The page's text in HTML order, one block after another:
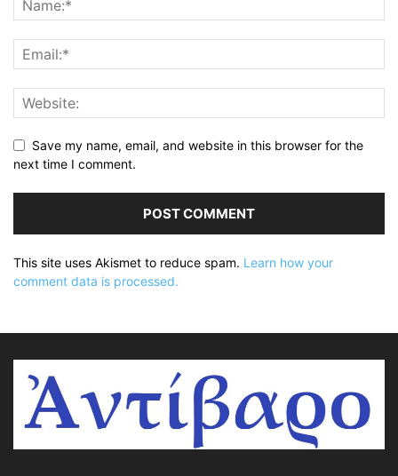
Save my name, email, and website in this browser for the
next time I comment.
This site uses Akismet to reduce spam. Learn how your
comment data is processed.